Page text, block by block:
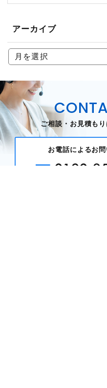
アーカイブ
ご相談・お見積も
お電話によるお
0120-